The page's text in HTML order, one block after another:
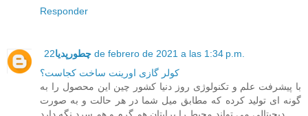
Responder
چطورپدیا 22 de febrero de 2021 a las 1:34 p.m.
کولر گازی اورینت ساخت کجاست؟
با پیشرفت علم و تکنولوژی روز دنیا کشور چین این محصول را به
گونه ای تولید کرده که مطابق میل شما در هر حالت و به صورت